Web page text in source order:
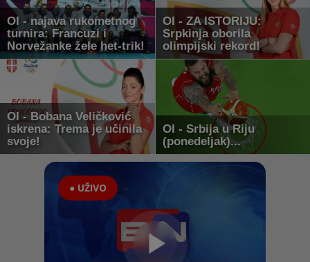
OI - najava rukometnog
turnira: Francuzi i
Norvežanke žele het-trik!
OI - ZA ISTORIJU:
Srpkinja oborila
olimpijski rekord!
OI - Bobana Veličković
iskrena: Trema je učinila
svoje!
OI - Srbija u Riju
(ponedeljak)...
● UŽIVO